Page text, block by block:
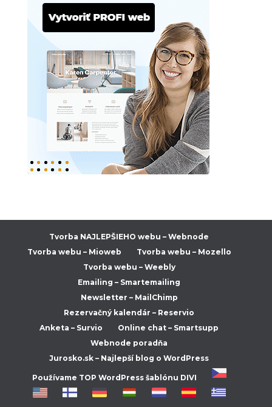
Tvorba NAJLEPŠIEHO webu – Webnode
Tvorba webu – Mioweb
Tvorba webu – Mozello
Tvorba webu – Weebly
Emailing – Smartemailing
Newsletter – MailChimp
Rezervačný kalendár – Reservio
Anketa – Survio
Online chat – Smartsupp
Webnode poradňa
Jurosko.sk – Najlepší blog o WordPress
Používame TOP WordPress šablónu DIVI